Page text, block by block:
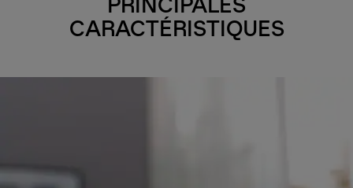
PRINCIPALES
CARACTÉRISTIQUES